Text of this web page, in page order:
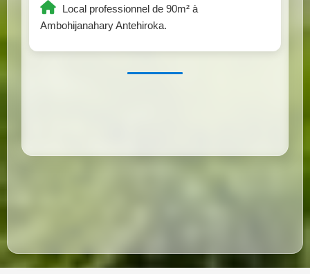
Local professionnel de 90m² à
Ambohijanahary Antehiroka.